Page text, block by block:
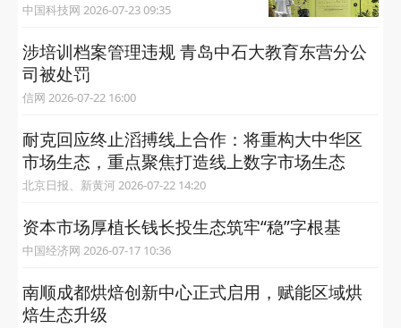
中国科技网 2026-07-23 09:35
涉培训档案管理违规 青岛中石大教育东营分公
司被处罚
信网 2026-07-22 16:00
耐克回应终止滔搏线上合作：将重构大中华区
市场生态，重点聚焦打造线上数字市场生态
北京日报、新黄河 2026-07-22 14:20
资本市场厚植长钱长投生态筑牢“稳”字根基
中国经济网 2026-07-17 10:36
南顺成都烘焙创新中心正式启用，赋能区域烘
焙生态升级